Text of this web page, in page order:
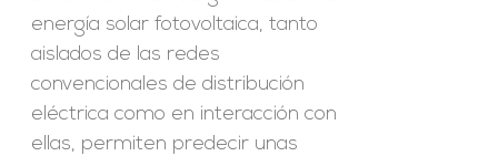
energía solar fotovoltaica, tanto
aislados de las redes
convencionales de distribución
eléctrica como en interacción con
ellas, permiten predecir unas